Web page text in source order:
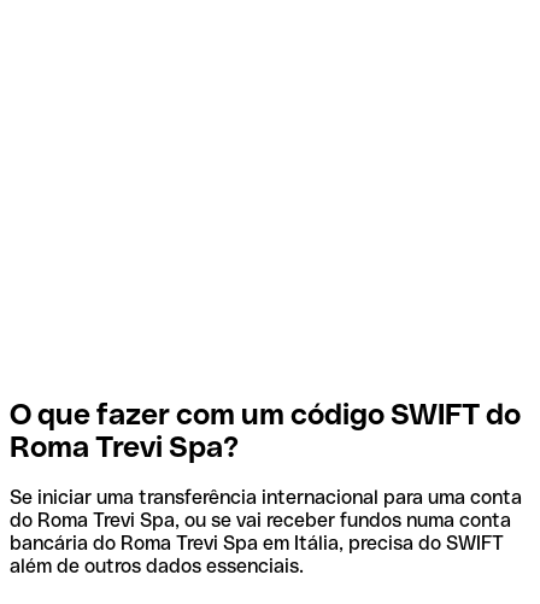
O que fazer com um código SWIFT do
Roma Trevi Spa?
Se iniciar uma transferência internacional para uma conta
do Roma Trevi Spa, ou se vai receber fundos numa conta
bancária do Roma Trevi Spa em Itália, precisa do SWIFT
além de outros dados essenciais.